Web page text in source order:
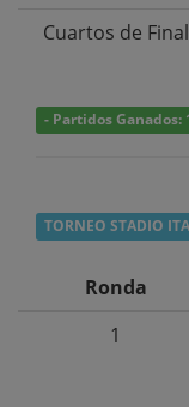
Cuartos de Final
- Partidos Ganados:
TORNEO STADIO
Ronda
1